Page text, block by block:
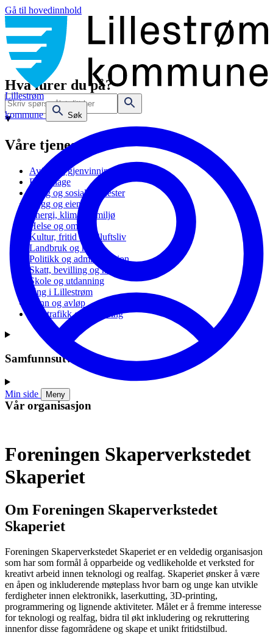
Gå til hovedinnhold
Lillestrøm
kommune
Søk
Min side Meny
Hva lurer du på?
Våre tjenester
Avfall og gjenvinning
Barnehage
Bolig og sosiale tjenester
Bygg og eiendom
Energi, klima og miljø
Helse og omsorg
Kultur, fritid og friluftsliv
Landbruk og natur
Politikk og administrasjon
Skatt, bevilling og næring
Skole og utdanning
Ung i Lillestrøm
Vann og avløp
Vei, trafikk og parkering
Samfunnsutvikling
Vår organisasjon
Foreningen Skaperverkstedet
Skaperiet
Om Foreningen Skaperverkstedet
Skaperiet
Foreningen Skaperverkstedet Skaperiet er en veldedig organisasjon
som har som formål å opparbeide og vedlikeholde et verksted for
kreativt arbeid innen teknologi og realfag. Skaperiet ønsker å være
en åpen og inkluderende møteplass hvor barn og unge kan utvikle
ferdigheter innen elektronikk, laserkutting, 3D-printing,
programmering og lignende aktiviteter. Målet er å fremme interesse
for teknologi og realfag, bidra til økt inkludering og rekruttering
innenfor disse fagområdene og skape et unikt fritidstilbud.